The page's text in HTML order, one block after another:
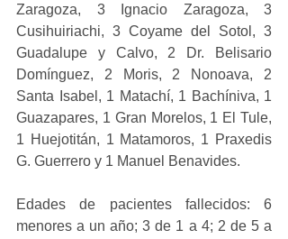
Zaragoza, 3 Ignacio Zaragoza, 3
Cusihuiriachi, 3 Coyame del Sotol, 3
Guadalupe y Calvo, 2 Dr. Belisario
Domínguez, 2 Moris, 2 Nonoava, 2
Santa Isabel, 1 Matachí, 1 Bachíniva, 1
Guazapares, 1 Gran Morelos, 1 El Tule,
1 Huejotitán, 1 Matamoros, 1 Praxedis
G. Guerrero y 1 Manuel Benavides.
Edades de pacientes fallecidos: 6
menores a un año; 3 de 1 a 4; 2 de 5 a